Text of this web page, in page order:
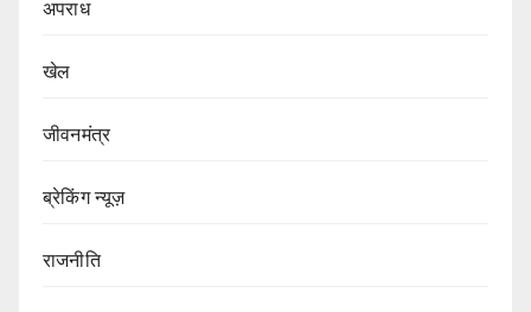
अपराध
खेल
जीवनमंत्र
ब्रेकिंग न्यूज़
राजनीति